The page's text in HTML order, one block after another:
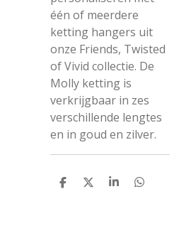
één of meerdere
ketting hangers uit
onze Friends, Twisted
of Vivid collectie. De
Molly ketting is
verkrijgbaar in zes
verschillende lengtes
en in goud en zilver.
D
D
S
D